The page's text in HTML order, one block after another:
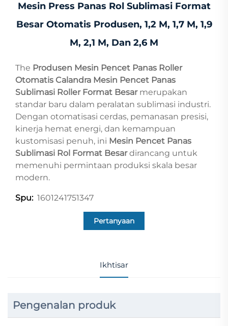
Mesin Press Panas Rol Sublimasi Format
Besar Otomatis Produsen, 1,2 M, 1,7 M, 1,9
M, 2,1 M, Dan 2,6 M
The Produsen Mesin Pencet Panas Roller
Otomatis Calandra Mesin Pencet Panas
Sublimasi Roller Format Besar merupakan
standar baru dalam peralatan sublimasi industri.
Dengan otomatisasi cerdas, pemanasan presisi,
kinerja hemat energi, dan kemampuan
kustomisasi penuh, ini Mesin Pencet Panas
Sublimasi Rol Format Besardirancang untuk
memenuhi permintaan produksi skala besar
modern.
Spu: 1601241751347
Pertanyaan
Ikhtisar
Pengenalan produk